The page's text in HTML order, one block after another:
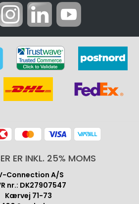
ER INKL. 25% MOMS
Connection A/S
nr.: DK27907547
Kærvej 71-73